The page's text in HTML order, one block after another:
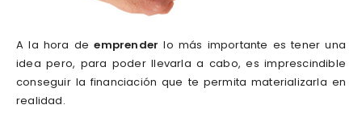
A la hora deemprenderlo más importante es tener una
idea pero, para poder llevarla a cabo, es imprescindible
conseguir la financiación que te permita materializarla en
realidad.